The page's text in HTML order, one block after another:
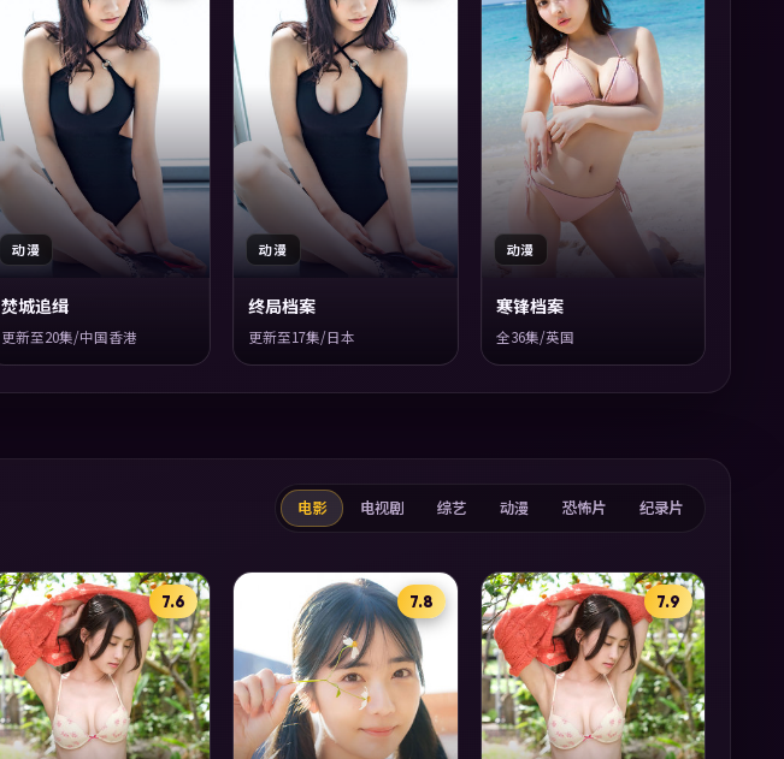
动漫
焚城追缉
更新至20集/中国香港
动漫
终局档案
更新至17集/日本
动漫
寒锋档案
全36集/英国
电影 电视剧 综艺 动漫 恐怖片 纪录片
7.6 7.8 7.9